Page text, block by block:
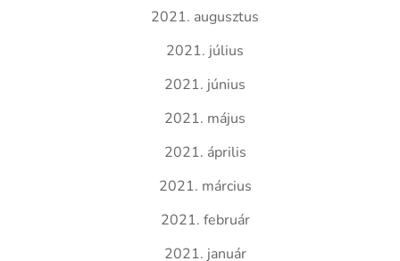
2021. augusztus
2021. július
2021. június
2021. május
2021. április
2021. március
2021. február
2021. január